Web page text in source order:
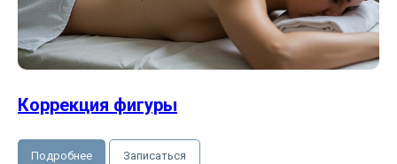
Коррекция фигуры
Подробнее Записаться